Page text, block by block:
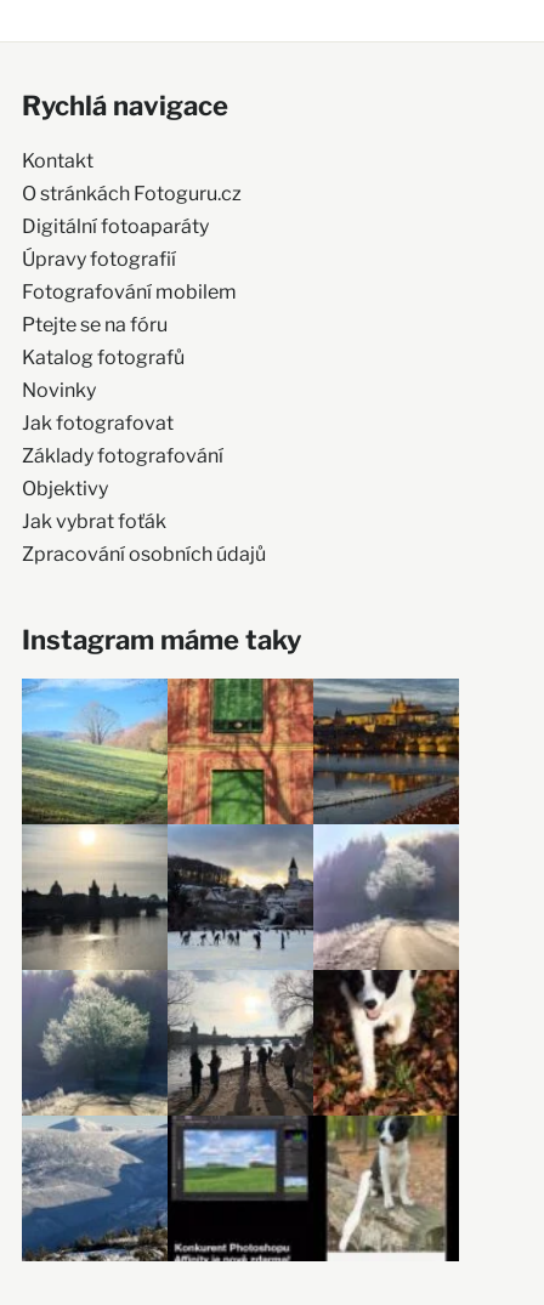
Rychlá navigace
Kontakt
O stránkách Fotoguru.cz
Digitální fotoaparáty
Úpravy fotografií
Fotografování mobilem
Ptejte se na fóru
Katalog fotografů
Novinky
Jak fotografovat
Základy fotografování
Objektivy
Jak vybrat foťák
Zpracování osobních údajů
Instagram máme taky